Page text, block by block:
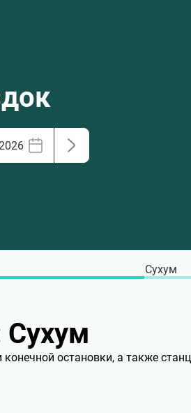
Сухум
остановки, а также